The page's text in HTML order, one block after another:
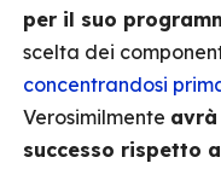
per il suo
scelta dei
concentrandosi
Verosimilmente
successo rispetto